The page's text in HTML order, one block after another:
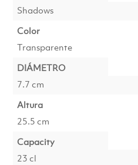
Shadows
Color
Transparente
DIÁMETRO
7.7 cm
Altura
25.5 cm
Capacity
23 cl